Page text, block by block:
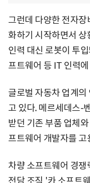
그런데 다양한 전자
화하기 시작하면서
인력 대신 로봇이 투
프트웨어 등 IT 인력
글로벌 자동차 업계의
고 있다. 메르세데스-
받던 기존 부품 업체
프트웨어 개발자를
차량 소프트웨어 경
전담 조직 '카 소프트